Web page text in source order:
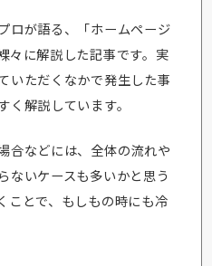
ロが語る、「ホームページ
々に解説した記事です。実
いただくなかで発生した事
解説しています。
合などには、全体の流れや
ないケースも多いかと思う
ことで、もしもの時にも冷